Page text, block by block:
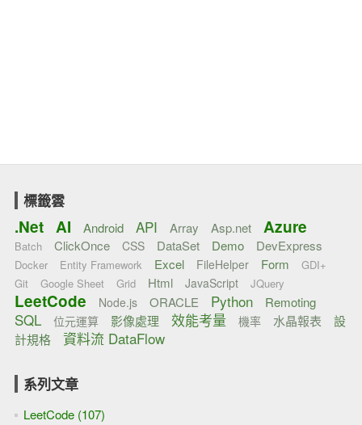
標籤雲
.Net AI Android API Array Asp.net Azure
Batch ClickOnce CSS DataSet Demo DevExpress
Docker Entity Framework Excel FileHelper Form
GDI+
Git
Google Sheet Grid Html JavaScript JQuery
LeetCode Node.js ORACLE Python Remoting
SQL 位元運算 影像處理 效能考量 機率 水晶報表
設
計規格
資料流 DataFlow
系列文章
LeetCode (107)